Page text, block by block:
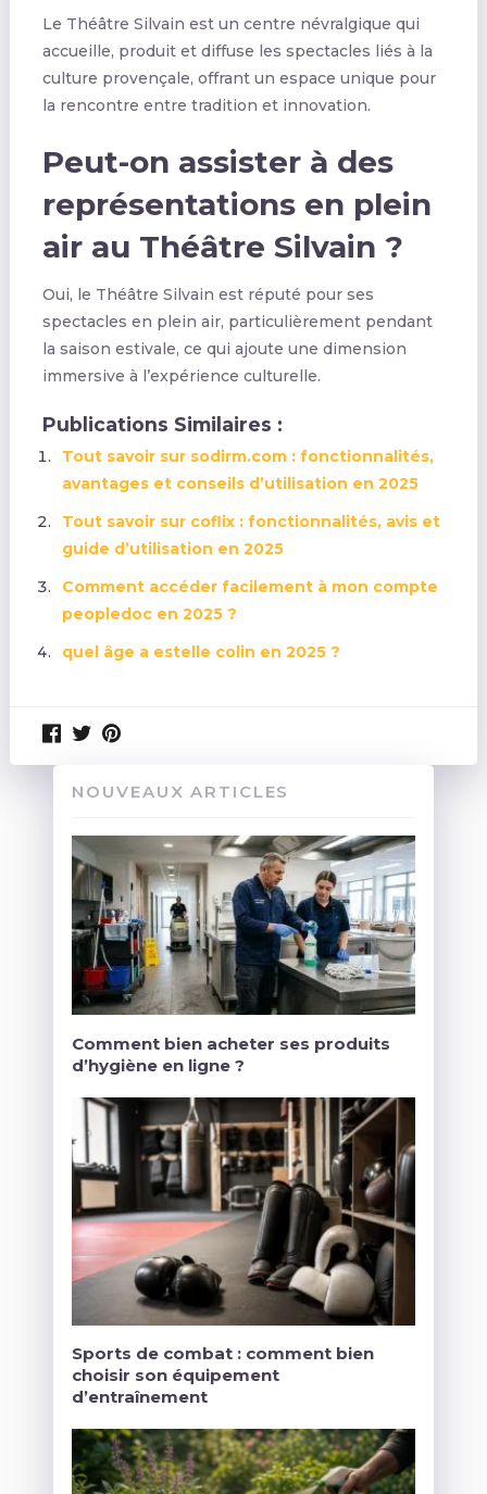
Le Théâtre Silvain est un centre névralgique qui
accueille, produit et diffuse les spectacles liés à la
culture provençale, offrant un espace unique pour
la rencontre entre tradition et innovation.
Peut-on assister à des
représentations en plein
air au Théâtre Silvain ?
Oui, le Théâtre Silvain est réputé pour ses
spectacles en plein air, particulièrement pendant
la saison estivale, ce qui ajoute une dimension
immersive à l’expérience culturelle.
Publications Similaires :
Tout savoir sur sodirm.com : fonctionnalités,
avantages et conseils d’utilisation en 2025
Tout savoir sur coflix : fonctionnalités, avis et
guide d’utilisation en 2025
Comment accéder facilement à mon compte
peopledoc en 2025 ?
quel âge a estelle colin en 2025 ?
NOUVEAUX ARTICLES
Comment bien acheter ses produits
d’hygiène en ligne ?
Sports de combat : comment bien
choisir son équipement
d’entraînement